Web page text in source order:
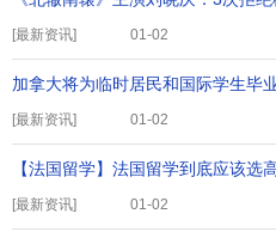
[最新资讯] 01-02
[最新资讯]
加拿大将为临时居民和国际学生毕
01-02
[最新资讯]
【法国留学】法国留学到底应该选
01-02